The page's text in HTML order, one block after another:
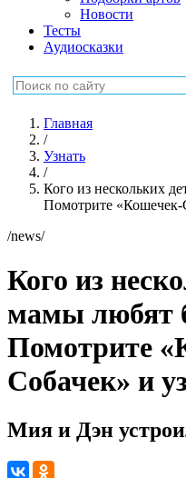
Новости
Тесты
Аудиосказки
Главная
/
Узнать
/
Кого из нескольких
Помотрите «Кошечек-
/news/
Кого из
мамы любят
Помотрите
Собачек» и
Мия и Дэн